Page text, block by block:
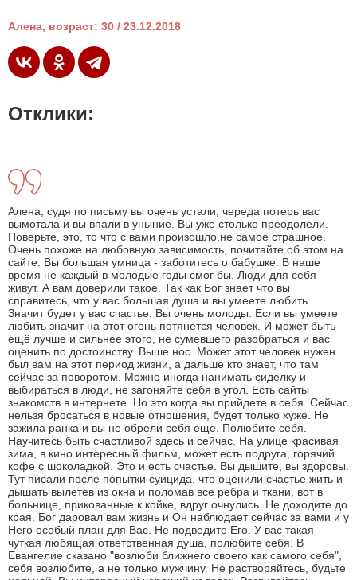
Алена, возраст: 30 / 23.12.2018
Отклики:
Алена, судя по письму вы очень устали, череда потерь вас
вымотала и вы впали в уныние. Вы уже столько преодолели.
Поверьте, это, то что с вами произошло,не самое страшное.
Очень похоже на любовную зависимость, почитайте об этом на
сайте. Вы большая умница - заботитесь о бабушке. В наше
время не каждый в молодые годы смог бы. Люди для себя
живут. А вам доверили такое. Так как Бог знает что вы
справитесь, что у вас большая душа и вы умеете любить.
Значит будет у вас счастье. Вы очень молоды. Если вы умеете
любить значит на этот огонь потянется человек. И может быть
ещё лучше и сильнее этого, не сумевшего разобраться и вас
оценить по достоинству. Выше нос. Может этот человек нужен
был вам на этот период жизни, а дальше кто знает, что там
сейчас за поворотом. Можно иногда нанимать сиделку и
выбираться в люди, не загоняйте себя в угол. Есть сайты
знакомств в интернете. Но это когда вы прийдете в себя. Сейчас
нельзя бросаться в новые отношения, будет только хуже. Не
зажила ранка и вы не обрели себя еще. Полюбите себя.
Научитесь быть счастливой здесь и сейчас. На улице красивая
зима, в кино интересный фильм, может есть подруга, горячий
кофе с шоколадкой. Это и есть счастье. Вы дышите, вы здоровы.
Тут писали после попытки суицида, что оценили счастье жить и
дышать вылетев из окна и поломав все ребра и ткани, вот в
больнице, прикованные к койке, вдруг очнулись. Не доходите до
края. Бог даровал вам жизнь и Он наблюдает сейчас за вами и у
Него особый план для Вас. Не подведите Его. У вас такая
чуткая любящая ответственная душа, полюбите себя. В
Евангелие сказано "возлюби ближнего своего как самого себя",
себя возлюбите, а не только мужчину. Не растворяйтесь, будьте